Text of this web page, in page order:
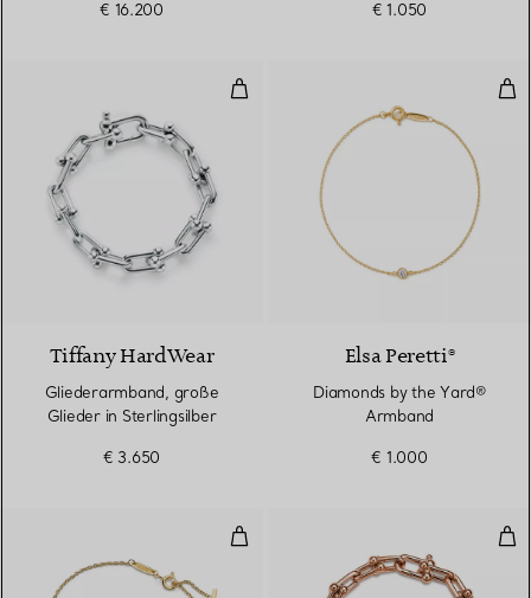
€ 16.200 € 1.050
Gliederarmband, große Glieder
Tiffany HardWear
Gliederarmband, große
Glieder in Sterlingsilber
€ 3.650
Elsa Peretti®
Diamonds by the Yard®
Armband
€ 1.000
Smile Armband in Gelbgold,